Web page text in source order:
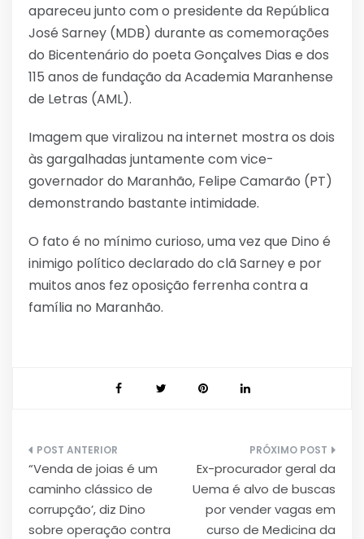
apareceu junto com o presidente da República
José Sarney (MDB) durante as comemorações
do Bicentenário do poeta Gonçalves Dias e dos
115 anos de fundação da Academia Maranhense
de Letras (AML).
Imagem que viralizou na internet mostra os dois
às gargalhadas juntamente com vice-
governador do Maranhão, Felipe Camarão (PT)
demonstrando bastante intimidade.
O fato é no mínimo curioso, uma vez que Dino é
inimigo político declarado do clã Sarney e por
muitos anos fez oposição ferrenha contra a
família no Maranhão.
Navegação
de
Post
“Venda de joias é um
caminho clássico de
corrupção’, diz Dino
sobre operação contra
Ex-procurador geral da
Uema é alvo de buscas
por vender vagas em
curso de Medicina da